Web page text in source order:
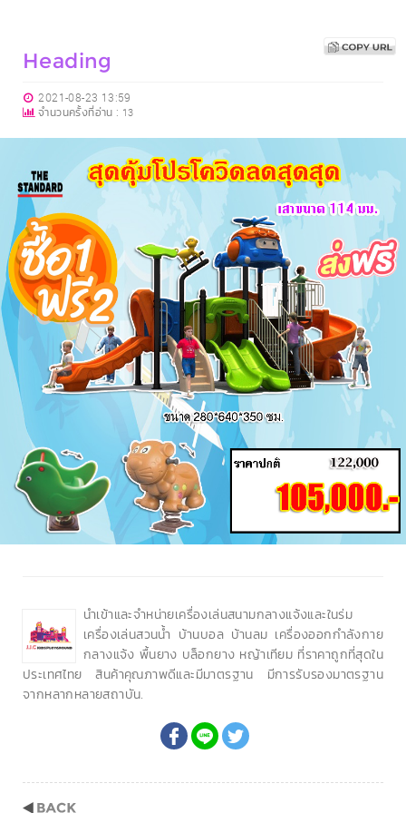
Heading
2021-08-23 13:59
จำนวนครั้งที่อ่าน : 13
นำเข้าและจำหน่ายเครื่องเล่นสนามกลางแจ้งและในร่ม
เครื่องเล่นสวนน้ำ บ้านบอล บ้านลม เครื่องออกกำลังกาย
กลางแจ้ง พื้นยาง บล็อกยาง หญ้าเทียม ที่ราคาถูกที่สุดใน
ประเทศไทย สินค้าคุณภาพดีและมีมาตรฐาน มีการรับรองมาตรฐาน
จากหลากหลายสถาบัน.